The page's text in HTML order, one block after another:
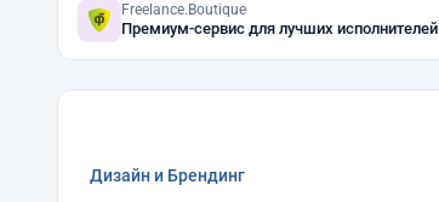
Freelance.Boutique
Премиум-сервис для лучших исполнителей
Дизайн и Брендинг